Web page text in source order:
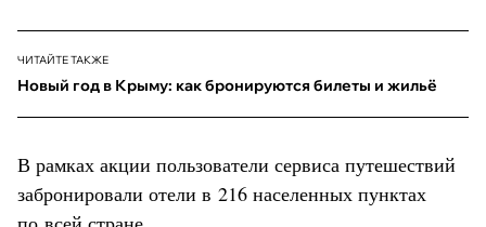
ЧИТАЙТЕ ТАКЖЕ
Новый год в Крыму: как бронируются билеты и жильё
В рамках акции пользователи сервиса путешествий
забронировали отели в 216 населенных пунктах